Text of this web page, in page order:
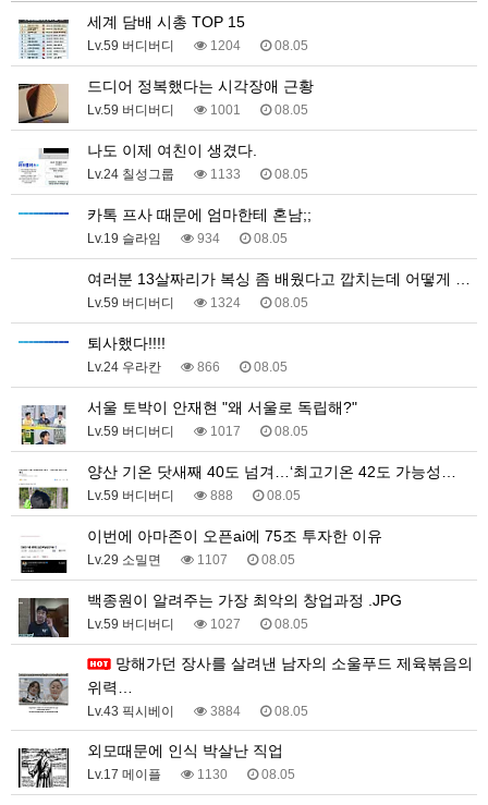
세계 담배 시총 TOP 15
Lv.59 버디버디 1204 08.05
드디어 정복했다는 시각장애 근황
Lv.59 버디버디 1001 08.05
나도 이제 여친이 생겼다.
Lv.24 칠성그룹 1133 08.05
카톡 프사 때문에 엄마한테 혼남;;
Lv.19 슬라임 934 08.05
여러분 13살짜리가 복싱 좀 배웠다고 깝치는데 어떻게 …
Lv.59 버디버디 1324 08.05
퇴사했다!!!!
Lv.24 우라칸 866 08.05
서울 토박이 안재현 "왜 서울로 독립해?"
Lv.59 버디버디 1017 08.05
양산 기온 닷새째 40도 넘겨…‘최고기온 42도 가능성…
Lv.59 버디버디 888 08.05
이번에 아마존이 오픈ai에 75조 투자한 이유
Lv.29 소밀면 1107 08.05
백종원이 알려주는 가장 최악의 창업과정 .JPG
Lv.59 버디버디 1027 08.05
위력…
Lv.43 픽시베이 3884 08.05
외모때문에 인식 박살난 직업
Lv.17 메이플 1130 08.05